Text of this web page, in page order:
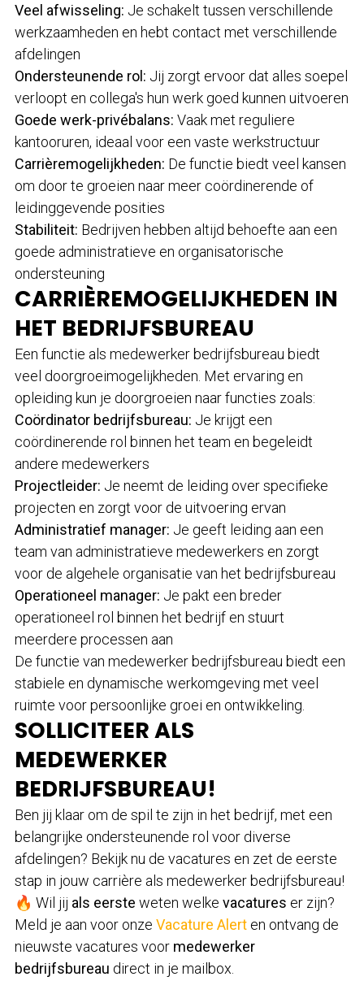
Veel afwisseling: Je schakelt tussen verschillende
werkzaamheden en hebt contact met verschillende
afdelingen
Ondersteunende rol: Jij zorgt ervoor dat alles soepel
verloopt en collega's hun werk goed kunnen uitvoeren
Goede werk-privébalans: Vaak met reguliere
kantooruren, ideaal voor een vaste werkstructuur
Carrièremogelijkheden: De functie biedt veel kansen
om door te groeien naar meer coördinerende of
leidinggevende posities
Stabiliteit: Bedrijven hebben altijd behoefte aan een
goede administratieve en organisatorische
ondersteuning
CARRIÈREMOGELIJKHEDEN IN
HET BEDRIJFSBUREAU
Een functie als medewerker bedrijfsbureau biedt
veel doorgroeimogelijkheden. Met ervaring en
opleiding kun je doorgroeien naar functies zoals:
Coördinator bedrijfsbureau: Je krijgt een
coördinerende rol binnen het team en begeleidt
andere medewerkers
Projectleider: Je neemt de leiding over specifieke
projecten en zorgt voor de uitvoering ervan
Administratief manager: Je geeft leiding aan een
team van administratieve medewerkers en zorgt
voor de algehele organisatie van het bedrijfsbureau
Operationeel manager: Je pakt een breder
operationeel rol binnen het bedrijf en stuurt
meerdere processen aan
De functie van medewerker bedrijfsbureau biedt een
stabiele en dynamische werkomgeving met veel
ruimte voor persoonlijke groei en ontwikkeling.
SOLLICITEER ALS
MEDEWERKER
BEDRIJFSBUREAU!
Ben jij klaar om de spil te zijn in het bedrijf, met een
belangrijke ondersteunende rol voor diverse
afdelingen? Bekijk nu de vacatures en zet de eerste
stap in jouw carrière als medewerker bedrijfsbureau!
🔥 Wil jij als eerste weten welke vacatures er zijn?
Meld je aan voor onze Vacature Alert en ontvang de
nieuwste vacatures voor medewerker
bedrijfsbureau direct in je mailbox.